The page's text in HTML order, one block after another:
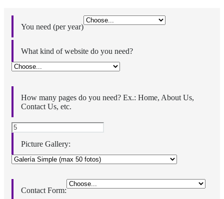
You need (per year)
What kind of website do you need?
How many pages do you need? Ex.: Home, About Us,
Contact Us, etc.
Picture Gallery:
Contact Form: